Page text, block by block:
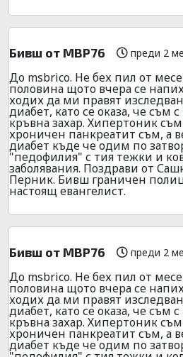
Бивш от МВР76 преди 2
До msbrico. Не бех пил от
половина щото вчера се
ходих да ми правят
диабет, като се оказа, че съм с
кръвна захар. Хипертоник
хроничен панкреатит съм, а
диабет къде че одим по
"педофилия" с тия тежки и
заболявания. Поздрави от
Перник. Бивш граничен
настоящ евангелист.
Бивш от МВР76 преди 2
До msbrico. Не бех пил от
половина щото вчера се
ходих да ми правят
диабет, като се оказа, че съм с
кръвна захар. Хипертоник
хроничен панкреатит съм, а
диабет къде че одим по